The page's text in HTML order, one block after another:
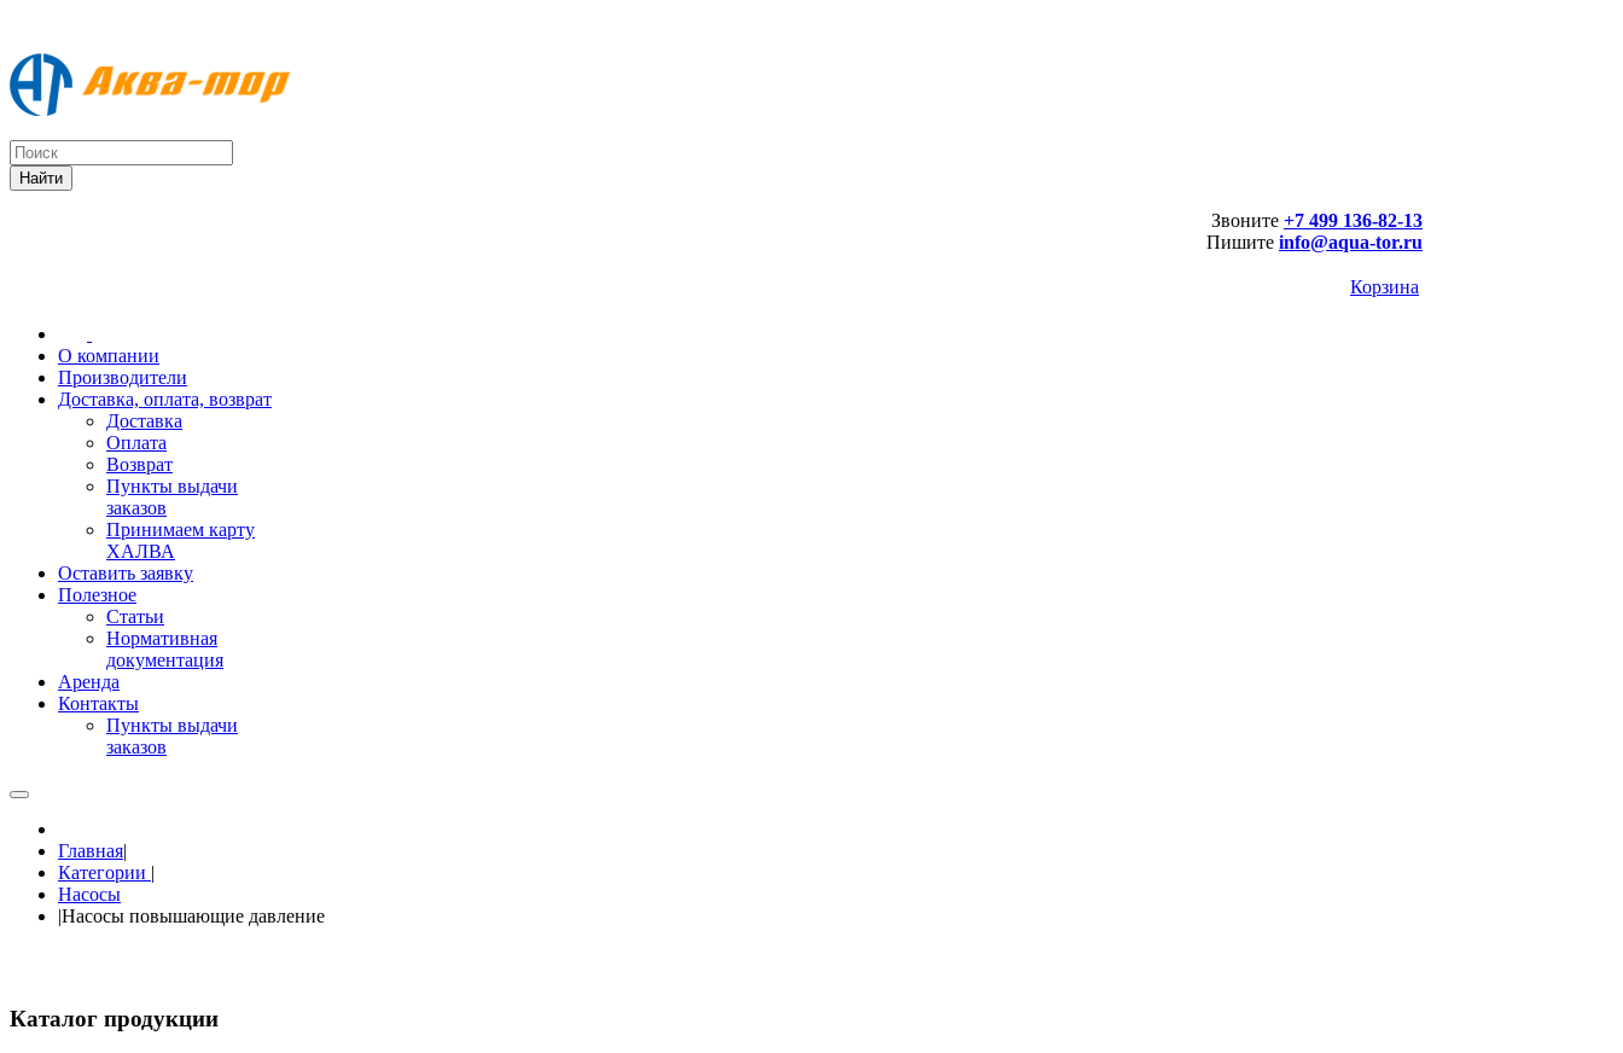
Звоните +7 499 136-82-13
Пишите info@aqua-tor.ru
Корзина
О компании
Производители
Доставка, оплата, возврат
Доставка
Оплата
Возврат
Пункты выдачи
заказов
Принимаем карту
ХАЛВА
Оставить заявку
Полезное
Статьи
Нормативная
документация
Аренда
Контакты
Пункты выдачи
заказов
Главная|
Категории |
Насосы
|Насосы повышающие давление
Каталог продукции